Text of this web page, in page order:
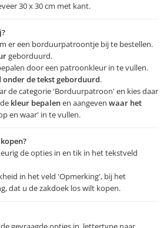
30 x 30 cm met kant.
er een borduurpatroontje bij te bestellen.
geborduurd.
door een patroonkleur in te vullen.
de tekst geborduurd.
de categorie 'Borduurpatroon' en kies daar
kleur bepalenen aangeven waar het
en waar' in te vullen.
de opties in en tik in het tekstveld
in het veld 'Opmerking', bij het
dat u de zakdoek los wilt kopen.